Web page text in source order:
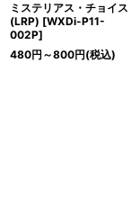
ミステリアス・チョイス
(LRP) [WXDi-P11-
002P]
480円 ～800円(税込)